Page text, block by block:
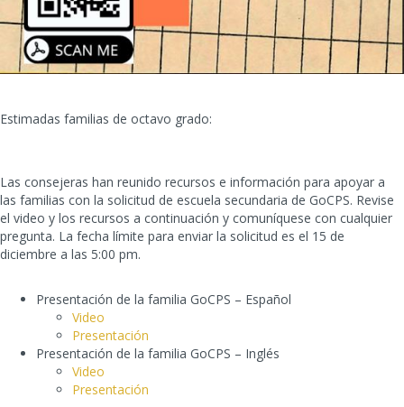
Estimadas familias de octavo grado:
Las consejeras han reunido recursos e información para apoyar a
las familias con la solicitud de escuela secundaria de GoCPS. Revise
el video y los recursos a continuación y comuníquese con cualquier
pregunta. La fecha límite para enviar la solicitud es el 15 de
diciembre a las 5:00 pm.
Presentación de la familia GoCPS – Español
Video
Presentación
Presentación de la familia GoCPS – Inglés
Video
Presentación